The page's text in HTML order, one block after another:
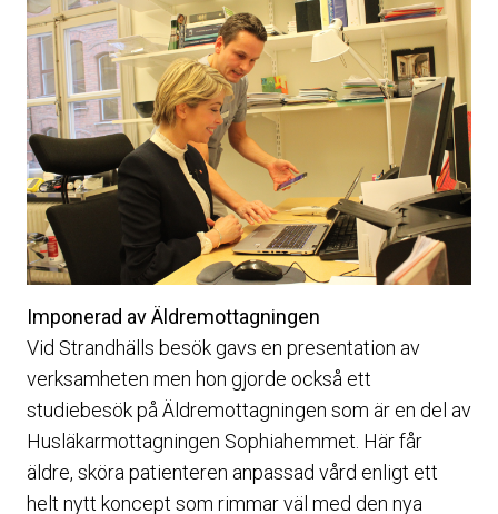
Imponerad av Äldremottagningen
Vid Strandhälls besök gavs en presentation av
verksamheten men hon gjorde också ett
studiebesök på Äldremottagningen som är en del av
Husläkarmottagningen Sophiahemmet. Här får
äldre, sköra patienteren anpassad vård enligt ett
helt nytt koncept som rimmar väl med den nya